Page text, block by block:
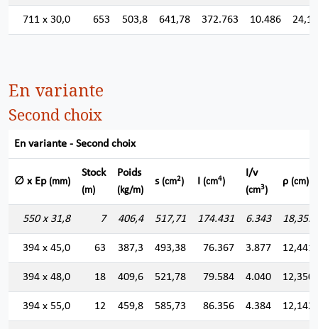
711 x 30,0 653 503,8 641,78 372.763 10.486
En variante
Second choix
En variante - Second choix
∅ x Ep (mm)
Stock
(m)
Poids
(kg/m)
s (cm2) I (cm4)
I/v
(cm3)
ρ (cm)
550 x 31,8 7 406,4 517,71 174.431 6.343 18,355
394 x 45,0 63 387,3 493,38 76.367 3.877 12,441
394 x 48,0 18 409,6 521,78 79.584 4.040 12,350
394 x 55,0 12 459,8 585,73 86.356 4.384 12,142